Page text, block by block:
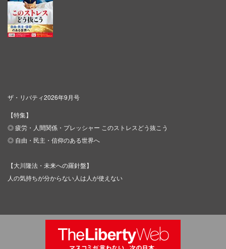
ザ・リバティ2026年9月号
【特集】
◎ 疲労・人間関係・プレッシャー このストレスどう抜こう
◎ 自由・民主・信仰のある世界へ
【大川隆法・未来への羅針盤】
人の気持ちが分からない人は人が使えない